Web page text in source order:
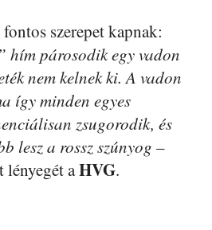
szerepet kapnak:
hím párosodik egy vadon
nem kelnek ki. A vadon
így minden egyes
zsugorodik, és
lesz a rossz szúnyog –
lényegét aHVG.